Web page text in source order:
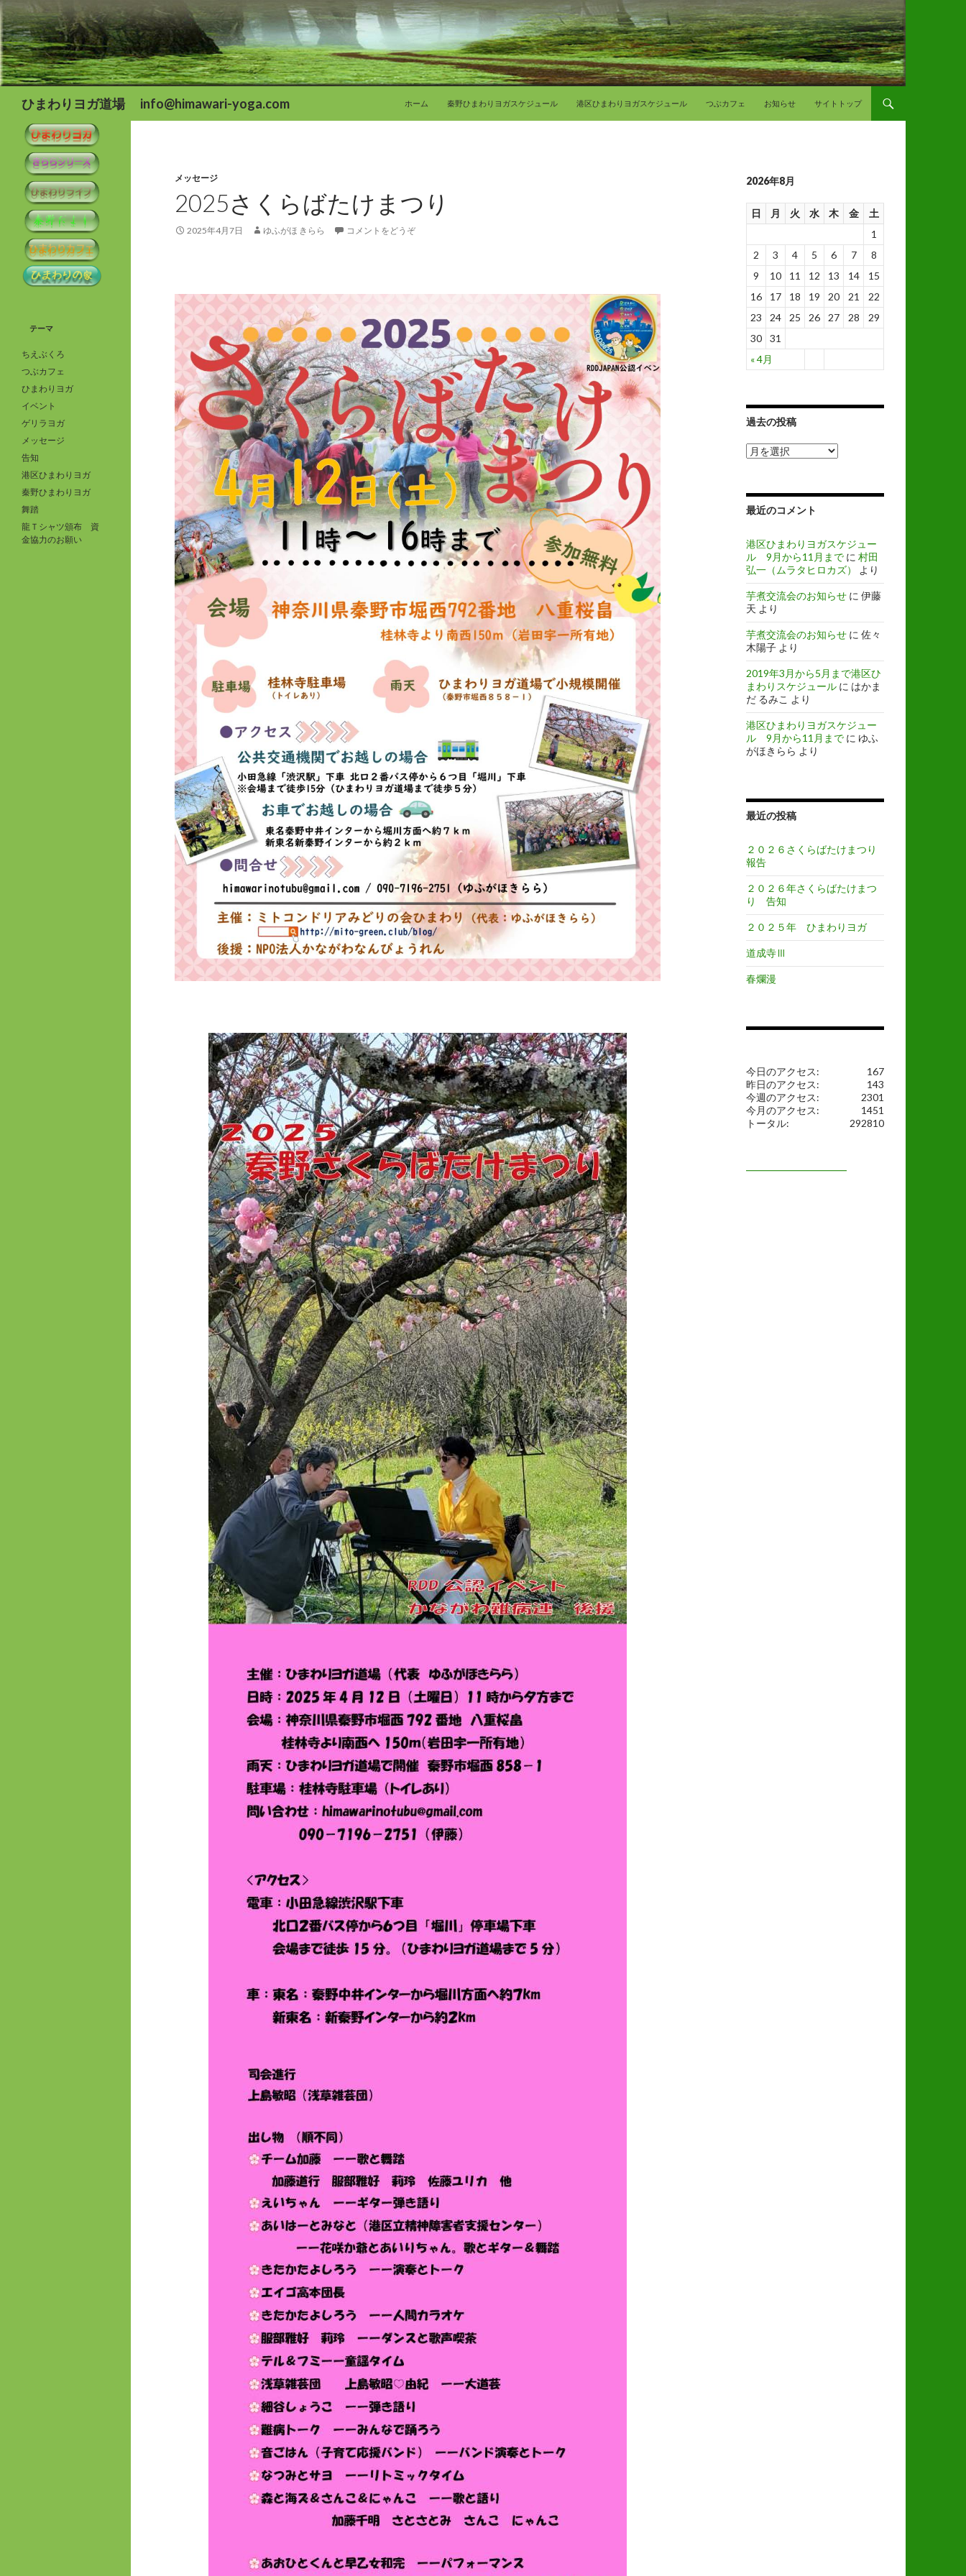
ひまわりヨガ道場 info@himawari-yoga.com
ホーム
秦野ひまわりヨガスケジュール 港区ひまわりヨガスケジュール つぶカフェ お知らせ サイトトップ
メッセージ
2025さくらばたけまつり
2025年4月7日 ゆふがほ きらら コメントをどうぞ
2026年8月
日 月 火 水 木 金 土
« 4月
1
2
3 4 5 6 7
8
9
10 11 12 13 14
15
16
17 18 19 20 21
22
23
24 25 26 27 28
29
30
31
過去の投稿
過
去
最近のコメント
港区ひまわりヨガスケジュー
ル 9月から11月まで に 村田
弘一（ムラタヒロカズ）
より
芋煮交流会のお知らせ に 伊藤
天 より
芋煮交流会のお知らせ に 佐々
木陽子 より
2019年3月から5月まで港区ひ
まわりスケジュール に はかま
だ るみこ より
港区ひまわりヨガスケジュー
ル 9月から11月まで に ゆふ
がほきらら より
最近の投稿
２０２６さくらばたけまつり
報告
２０２６年さくらばたけまつ
り 告知
２０２５年 ひまわりヨガ
道成寺Ⅲ
春爛漫
167
今日のアクセス:
143
昨日のアクセス:
2301
今週のアクセス:
1451
今月のアクセス:
292810
トータル:
━━━━━━━━━━
テーマ
ちえぶくろ
つぶカフェ
ひまわりヨガ
イベント
ゲリラヨガ
メッセージ
告知
港区ひまわりヨガ
秦野ひまわりヨガ
舞踏
龍Ｔシャツ頒布 資
金協力のお願い